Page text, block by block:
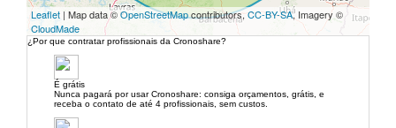
Leaflet | Map data ©OpenStreetMapcontributors,CC-BY-SA, Imagery ©
CloudMade
¿Por que contratar profissionais da Cronoshare?
É grátis
Nunca pagará por usar Cronoshare: consiga orçamentos, grátis, e
receba o contato de até 4 profissionais, sem custos.